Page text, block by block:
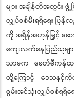
များ အချိန်တိုအတွင်း
လျှပ်စစ်မီးရရှိရေး ပြ
ကို အရှိန်အဟုန်မြှင့် ဆေ
ကျေးလက်နေပြည်သူ
သာမက ခေတ်မီကုန်ထုတ်လု
ထို့ကြောင့် ဒေသနှင့်ကို
စွမ်းအင်သုံးလျှပ်စစ်